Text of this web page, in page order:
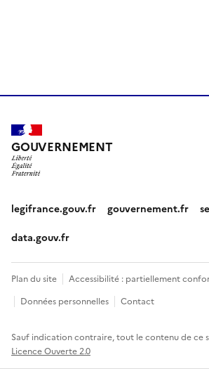
GOUVERNEMENT
legifrance.gouv.fr gouvernement.fr
data.gouv.fr
Plan du site Accessibilité : partiellement
Données personnelles
Contact
Sauf indication contraire, tout le contenu de ce
Licence Ouverte 2.0